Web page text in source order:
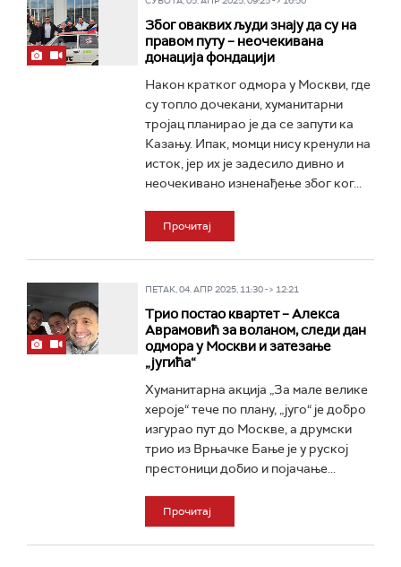
Због оваквих људи знају да су на
правом путу – неочекивана
донација фондацији
Након кратког одмора у Москви, где
су топло дочекани, хуманитарни
тројац планирао је да се запути ка
Казању. Ипак, момци нису кренули на
исток, јер их је задесило дивно и
неочекивано изненађење због ког...
Прочитај
ПЕТАК, 04. АПР 2025, 11:30 -> 12:21
Трио постао квартет – Алекса
Аврамовић за воланом, следи дан
одмора у Москви и затезање
„југића“
Хуманитарна акција „За мале велике
хероје“ тече по плану, „југо“ је добро
изгурао пут до Москве, а друмски
трио из Врњачке Бање је у руској
престоници добио и појачање...
Прочитај